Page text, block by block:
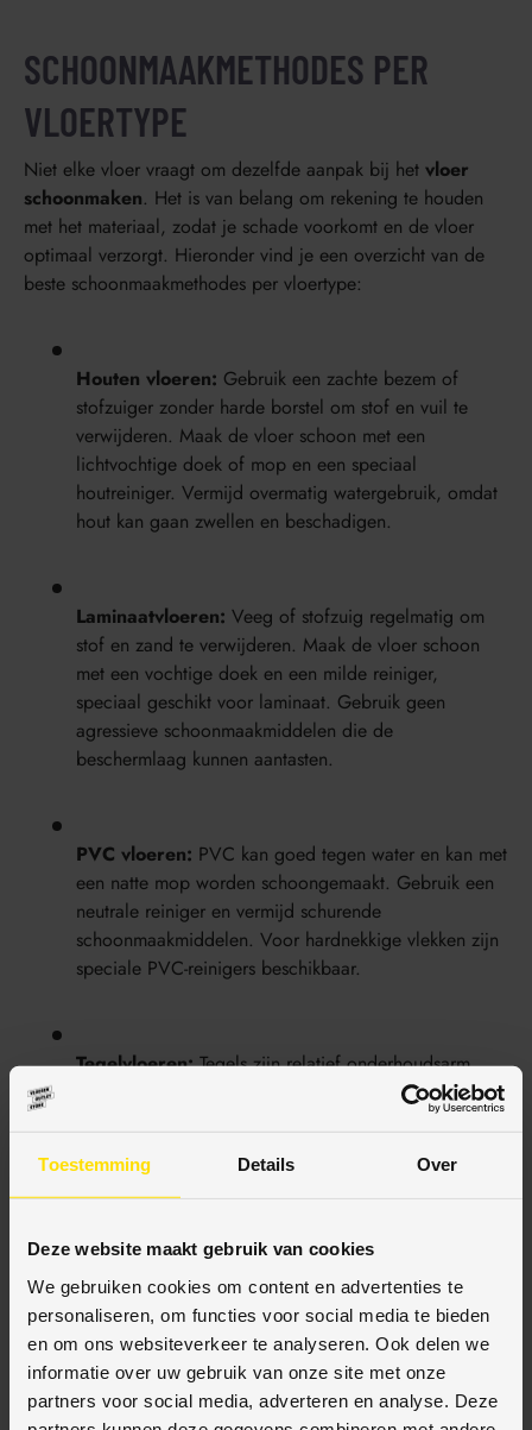
Toestemming Details Over
Deze website maakt gebruik van cookies
We gebruiken cookies om content en advertenties te
personaliseren, om functies voor social media te bieden
en om ons websiteverkeer te analyseren. Ook delen we
informatie over uw gebruik van onze site met onze
partners voor social media, adverteren en analyse. Deze
SCHOONMAAKMETHODES PER
VLOERTYPE
Niet elke vloer vraagt om dezelfde aanpak bij het vloer
schoonmaken. Het is van belang om rekening te houden
met het materiaal, zodat je schade voorkomt en de vloer
optimaal verzorgt. Hieronder vind je een overzicht van de
beste schoonmaakmethodes per vloertype:
Houten vloeren: Gebruik een zachte bezem of
stofzuiger zonder harde borstel om stof en vuil te
verwijderen. Maak de vloer schoon met een
lichtvochtige doek of mop en een speciaal
houtreiniger. Vermijd overmatig watergebruik, omdat
hout kan gaan zwellen en beschadigen.
Laminaatvloeren: Veeg of stofzuig regelmatig om
stof en zand te verwijderen. Maak de vloer schoon
met een vochtige doek en een milde reiniger,
speciaal geschikt voor laminaat. Gebruik geen
agressieve schoonmaakmiddelen die de
beschermlaag kunnen aantasten.
PVC vloeren: PVC kan goed tegen water en kan met
een natte mop worden schoongemaakt. Gebruik een
neutrale reiniger en vermijd schurende
schoonmaakmiddelen. Voor hardnekkige vlekken zijn
speciale PVC-reinigers beschikbaar.
Tegelvloeren:Tegels zijn relatief onderhoudsarm.
Regelmatig vegen en dweilen met een allesreiniger
volstaat. Voor voegen kan een speciale voegreiniger
Vloer tipsvoor schoonmaken zijn onder meer het vermijden
van agressieve chemicaliën en het direct verwijderen van
gemorste vloeistoffen om vlekken te voorkomen. Gebruik
altijd zachte materialen om krassen te minimaliseren.